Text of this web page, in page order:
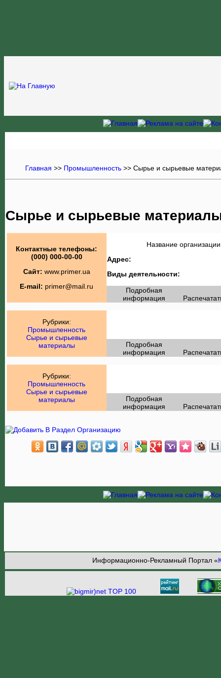
Главная >> Промышленность >> Сырье и сырьевые
Сырье и сырьевые
Контактные телефоны:
(000) 000-00-00
Сайт: www.primer.ua
E-mail: primer@mail.ru
Название организации
Адрес:
Виды деятельности:
Подробная
информация
Рубрики:
Промышленность
Сырье и сырьевые
материалы
Подробная
информация
Рубрики:
Промышленность
Сырье и сырьевые
материалы
Подробная
информация
Информационно-Рекламный Портал «